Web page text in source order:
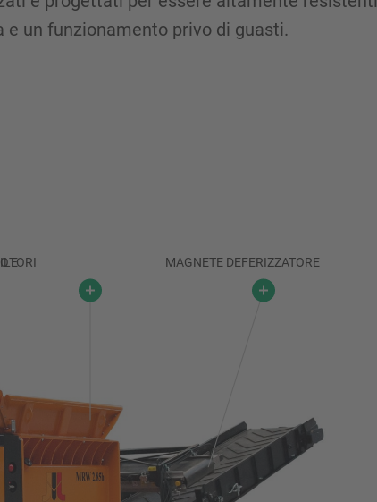
un funzionamento privo di guasti.
MAGNETE DEFERIZZATORE